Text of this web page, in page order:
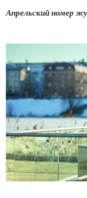
Апрельский номер